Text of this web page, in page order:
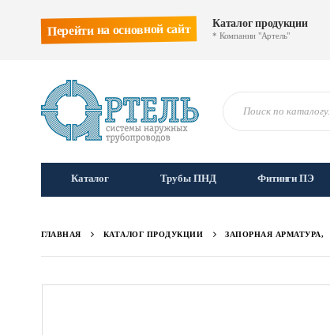
Перейти на основной сайт Каталог продукции
* Компании "Артель"
Каталог Трубы ПНД Фитинги ПЭ
ГЛАВНАЯ КАТАЛОГ ПРОДУКЦИИ ЗАПОРНАЯ АРМАТУРА,